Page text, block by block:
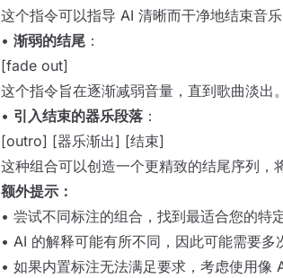
这个指令可以指导 AI 清晰而干净地结束音乐
• 渐弱的结尾 ：
[fade out]
这个指令旨在逐渐减弱音量，直到歌曲淡出。
• 引入结束的器乐段落 ：
[outro] [器乐渐出] [结束]
这种组合可以创造一个更精致的结尾序列，
额外提示：
• 尝试不同标注的组合，找到最适合您的特
• AI 的解释可能有所不同，因此可能需要多
• 如果内置标注无法满足要求，考虑使用像